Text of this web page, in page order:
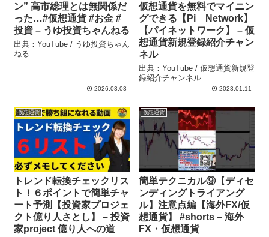
ン” 高市総理とは無関係だ
った…#仮想通貨 #お金 #
投資 – うゆ投資ちゃんねる
出典：YouTube / うゆ投資ちゃん
ねる
2026.03.03
仮想通貨を無料でマイニン
グできる【Pi Network】
【パイネットワーク】 – 仮
想通貨新規登録紹介チャン
ネル
出典：YouTube / 仮想通貨新規登
録紹介チャンネル
2023.01.11
仮想通貨
トレンド転換チェックリス
ト！６ポイントで簡単チャ
ート予測【投資家プロジェ
クト億り人さとし】 – 投資
家project 億り人への道
仮想通貨
簡単テクニカル⑨【ディセ
ンディングトライアング
ル】注意点編【海外FX/仮
想通貨】 #shorts – 海外
FX・仮想通貨